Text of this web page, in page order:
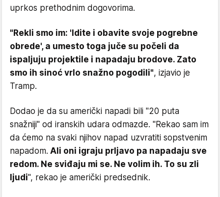
uprkos prethodnim dogovorima.
"Rekli smo im: 'Idite i obavite svoje pogrebne
obrede', a umesto toga juče su počeli da
ispaljuju projektile i napadaju brodove. Zato
smo ih sinoć vrlo snažno pogodili", izjavio je
Tramp.
Dodao je da su američki napadi bili "20 puta
snažniji" od iranskih udara odmazde. "Rekao sam im
da ćemo na svaki njihov napad uzvratiti sopstvenim
napadom. Ali oni igraju prljavo pa napadaju sve
redom. Ne sviđaju mi se. Ne volim ih. To su zli
ljudi", rekao je američki predsednik.